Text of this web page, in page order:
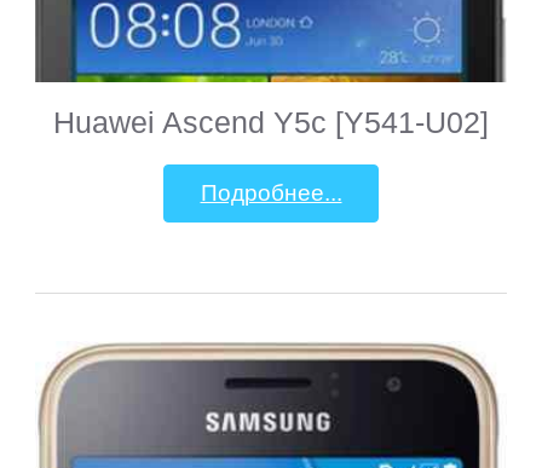
Huawei Ascend Y5c [Y541-U02]
Подробнее...